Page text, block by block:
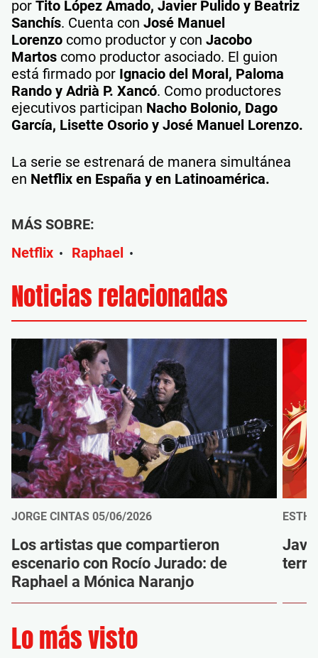
por Tito López Amado, Javier Pulido y Beatriz
Sanchís. Cuenta con José Manuel
Lorenzo como productor y con Jacobo
Martos como productor asociado. El guion
está firmado por Ignacio del Moral, Paloma
Rando y Adrià P. Xancó. Como productores
ejecutivos participan Nacho Bolonio, Dago
García, Lisette Osorio y José Manuel Lorenzo.
La serie se estrenará de manera simultánea
en Netflix en España y en Latinoamérica.
MÁS SOBRE:
Netflix • Raphael •
Noticias relacionadas
JORGE CINTAS 05/06/2026
Los artistas que compartieron
escenario con Rocío Jurado: de
Raphael a Mónica Naranjo
Lo más visto